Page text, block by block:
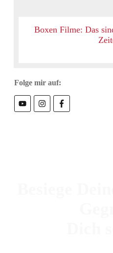
Boxen Filme: Das
Folge mir auf: